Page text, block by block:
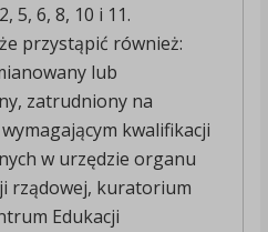
5, 6, 8, 10 i 11.
przystąpić również:
lub
zatrudniony na
kwalifikacji
w urzędzie organu
rządowej, kuratorium
Edukacji